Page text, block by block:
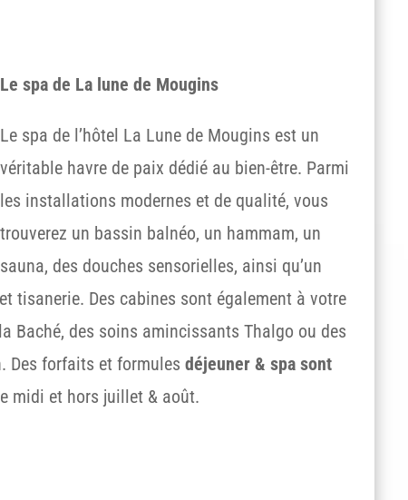
Le spa de La lune de Mougins
Le spa de l’hôtel La Lune de Mougins est un
véritable havre de paix dédié au bien-être. Parmi
les installations modernes et de qualité, vous
trouverez un bassin balnéo, un hammam, un
sauna, des douches sensorielles, ainsi qu’un
tisanerie. Des cabines sont également à votre
Baché, des soins amincissants Thalgo ou des
Des forfaits et formulesdéjeuner & spa sont
midi et hors juillet & août.